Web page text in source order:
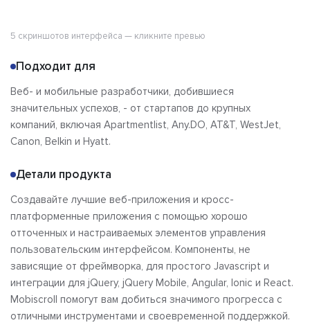
5 скриншотов интерфейса — кликните превью
Подходит для
Веб- и мобильные разработчики, добившиеся
значительных успехов, - от стартапов до крупных
компаний, включая Apartmentlist, Any.DO, AT&T, WestJet,
Canon, Belkin и Hyatt.
Детали продукта
Создавайте лучшие веб-приложения и кросс-
платформенные приложения с помощью хорошо
отточенных и настраиваемых элементов управления
пользовательским интерфейсом. Компоненты, не
зависящие от фреймворка, для простого Javascript и
интеграции для jQuery, jQuery Mobile, Angular, Ionic и React.
Mobiscroll помогут вам добиться значимого прогресса с
отличными инструментами и своевременной поддержкой.